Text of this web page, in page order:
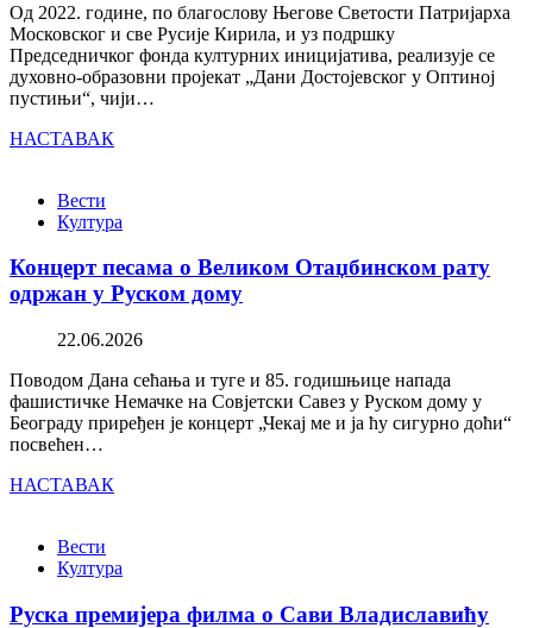
Од 2022. године, по благослову Његове Светости Патријарха
Московског и све Русије Кирила, и уз подршку
Председничког фонда културних иницијатива, реализује се
духовно-образовни пројекат „Дани Достојевског у Оптиној
пустињи“, чији…
НАСТАВАК
Вести
Култура
Концерт песама о Великом Отаџбинском рату
одржан у Руском дому
22.06.2026
Поводом Дана сећања и туге и 85. годишњице напада
фашистичке Немачке на Совјетски Савез у Руском дому у
Београду приређен је концерт „Чекај ме и ја ћу сигурно доћи“
посвећен…
НАСТАВАК
Вести
Култура
Руска премијера филма о Сави Владиславићу